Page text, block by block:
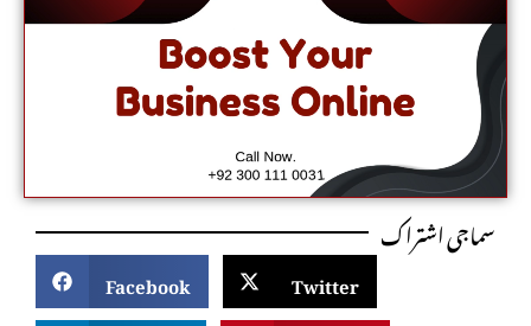
سماجی اشتراک
Facebook
Twitter